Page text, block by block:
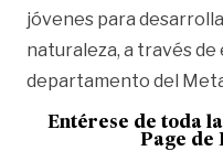
jóvenes para
naturaleza, a través de
departamento del
Entérese de toda
Page de